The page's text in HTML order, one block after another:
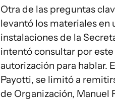
Otra de las preguntas
levantó los materiales en
instalaciones de la
intentó consultar por
autorización para hablar.
Payotti, se limitó a
de Organización, Manuel